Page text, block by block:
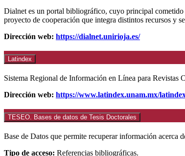
Dialnet es un portal bibliográfico, cuyo principal cometido
proyecto de cooperación que integra distintos recursos y
Dirección web: https://dialnet.unirioja.es/
Latindex
Sistema Regional de Información en Línea para
Dirección web: https://www.latindex.unam.mx/
TESEO. Bases de datos de Tesis Doctorales
Base de Datos que permite recuperar información acerca
Tipo de acceso: Referencias bibliográficas.